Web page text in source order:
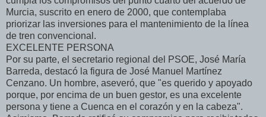
Murcia, suscrito en enero de 2000, que contemplaba
priorizar las inversiones para el mantenimiento de la línea
de tren convencional.
EXCELENTE PERSONA
Por su parte, el secretario regional del PSOE, José María
Barreda, destacó la figura de José Manuel Martínez
Cenzano. Un hombre, aseveró, que "es querido y apoyado
porque, por encima de un buen gestor, es una excelente
persona y tiene a Cuenca en el corazón y en la cabeza".